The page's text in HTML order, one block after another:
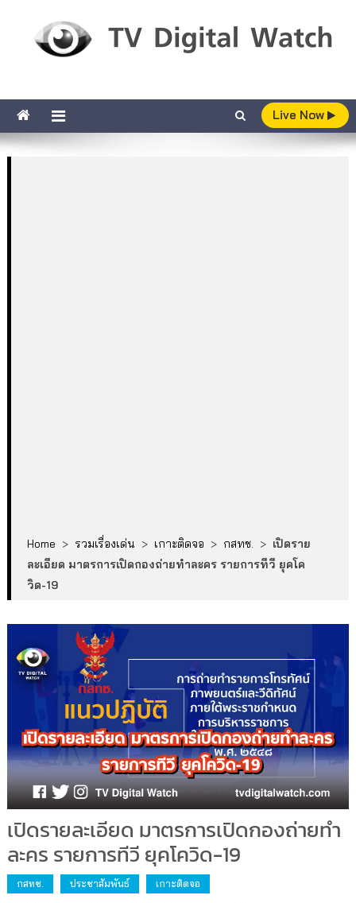
Live Now
Home > รวมเรื่องเด่น > เกาะติดจอ > กสทช. > เปิดราย
ละเอียด มาตรการเปิดกองถ่ายทำละคร รายการทีวี ยุคโค
วิด-19
เปิดรายละเอียด มาตรการเปิดกองถ่ายทำ
ละคร รายการทีวี ยุคโควิด-19
กสทช. ประชาสัมพันธ์ เกาะติดจอ